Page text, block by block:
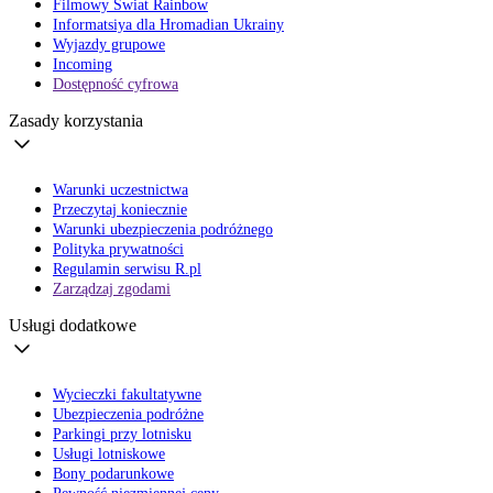
Filmowy Świat Rainbow
Informatsiya dla Hromadian Ukrainy
Wyjazdy grupowe
Incoming
Dostępność cyfrowa
Zasady korzystania
Warunki uczestnictwa
Przeczytaj koniecznie
Warunki ubezpieczenia podróżnego
Polityka prywatności
Regulamin serwisu R.pl
Zarządzaj zgodami
Usługi dodatkowe
Wycieczki fakultatywne
Ubezpieczenia podróżne
Parkingi przy lotnisku
Usługi lotniskowe
Bony podarunkowe